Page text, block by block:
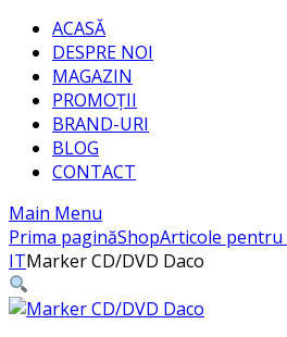
ACASĂ
DESPRE NOI
MAGAZIN
PROMOȚII
BRAND-URI
BLOG
CONTACT
Main Menu
Prima paginăShopArticole
ITMarker CD/DVD Daco